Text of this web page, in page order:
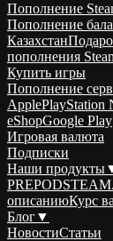
Пополнение
Пополнение
Казахстан
пополнения
Купить игры
Пополнение
ApplePlayStation
eShopGoogle Play
Игровая валюта
Подписки
Наши продукты
описаниюКурс
Блог▼
НовостиСтатьи